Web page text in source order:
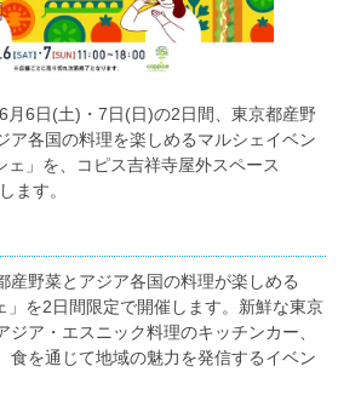
月6日(土)・7日(日)の2日間、東京都産野
ア各国の料理を楽しめるマルシェイベン
ェ」を、コピス吉祥寺屋外スペース
ます。
産野菜とアジア各国の料理が楽しめる
」を2日間限定で開催します。新鮮な東京
ア・エスニック料理のキッチンカー、
食を通じて地域の魅力を発信するイベン